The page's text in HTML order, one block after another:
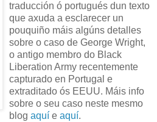
traducción ó portugués dun texto
que axuda a esclarecer un
pouquiño máis algúns detalles
sobre o caso de George Wright,
o antigo membro do Black
Liberation Army recentemente
capturado en Portugal e
extraditado ós EEUU. Máis info
sobre o seu caso neste mesmo
blog aquí e aquí.